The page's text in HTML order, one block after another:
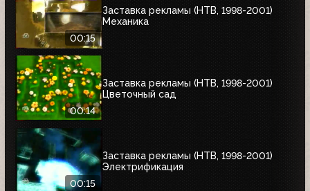
00:15
Заставка рекламы (НТВ, 1998-2001)
Механика
00:14
Заставка рекламы (НТВ, 1998-2001)
Цветочный сад
00:15
Заставка рекламы (НТВ, 1998-2001)
Электрификация